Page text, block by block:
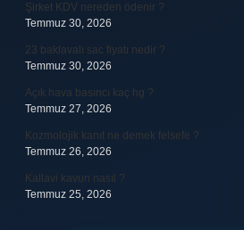
Şirket KDV nereden ödenir ?
Temmuz 30, 2026
23 baklavalı sac fiyatı nedir ?
Temmuz 30, 2026
Açık hava basıncı kaç hg ?
Temmuz 27, 2026
Kozmolojik kanıt ne demek felsefe ?
Temmuz 26, 2026
Kallavi kavun nasıl ?
Temmuz 25, 2026